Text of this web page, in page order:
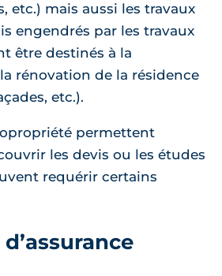
etc.) mais aussi les travaux
engendrés par les travaux
être destinés à la
rénovation de la résidence
etc.).
permettent
les devis ou les études
requérir certains